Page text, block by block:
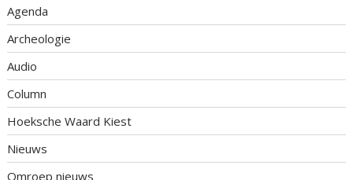
Agenda
Archeologie
Audio
Column
Hoeksche Waard Kiest
Nieuws
Omroep nieuws